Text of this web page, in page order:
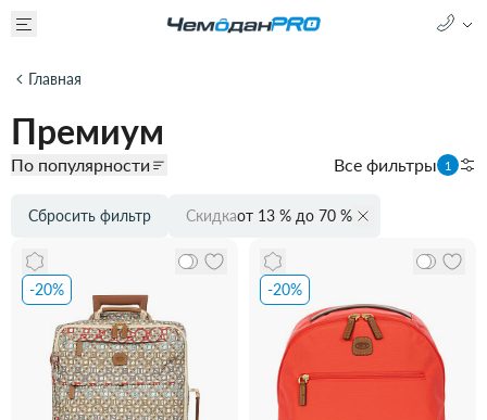
Главная
Премиум
По популярности Все фильтры 1
Скидкаот 13 % до 70 %
Сбросить фильтр
-20% -20%